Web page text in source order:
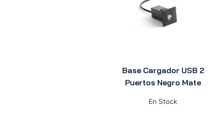
Base Cargador USB 2
Puertos Negro Mate
En Stock